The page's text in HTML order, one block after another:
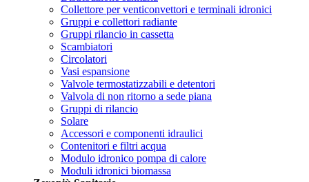
Collettore per venticonvettori e terminali idronici
Gruppi e collettori radiante
Gruppi rilancio in cassetta
Scambiatori
Circolatori
Vasi espansione
Valvole termostatizzabili e detentori
Valvola di non ritorno a sede piana
Gruppi di rilancio
Solare
Accessori e componenti idraulici
Contenitori e filtri acqua
Modulo idronico pompa di calore
Moduli idronici biomassa